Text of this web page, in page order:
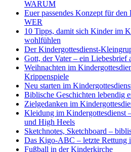
WARUM
Euer passendes Konzept für
WER
10 Tipps, damit sich Kinder im
wohlfühlen
Der Kindergottesdienst-
Gott, der Vater – ein Liebesbrief
Weihnachten im
Krippenspiele
Neu starten im
Biblische Geschichten lebendig
Zielgedanken im
Kleidung im Kindergottesdienst
und High Heels
Sketchnotes, Sketchboard –
Das Kigo-ABC – letzte Rettung
Fußball in der Kinderkirche